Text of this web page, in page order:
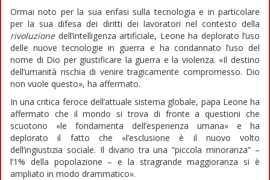
Ormai noto per la sua enfasi sulla tecnologia e in particolare
per la sua difesa dei diritti dei lavoratori nel contesto della
rivoluzionedell’intelligenza artificiale, Leone ha deplorato l’uso
delle nuove tecnologie in guerra e ha condannato l’uso del
nome di Dio per giustificare la guerra e la violenza. «Il destino
dell’umanità rischia di venire tragicamente compromesso. Dio
non vuole questo», ha affermato.
In una critica feroce dell’attuale sistema globale, papa Leone ha
affermato che il mondo si trova di fronte a questioni che
scuotono «le fondamenta dell’esperienza umana» e ha
deplorato il fatto che «l’esclusione è il nuovo volto
dell’ingiustizia sociale. Il divario tra una “piccola minoranza” –
l’1% della popolazione – e la stragrande maggioranza si è
ampliato in modo drammatico».